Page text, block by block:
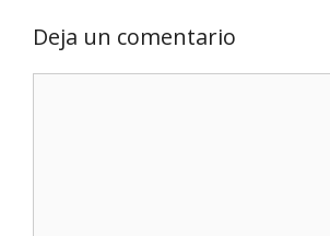
Deja un comentario